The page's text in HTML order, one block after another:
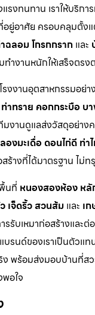
รงทนทาน เราให้บริกา
อยู่อาศัย ครอบคลุมตั้ง
ฉลอมโกรกกราก และ
งานหนักให้เสร็จตรง
งงานอุตสาหกรรมอย่าง
ท่าทราย คอกกระบือ บ
มงานดูแลส่งวัสดุอย่าง
องมะเดื่อ ดอนไก่ดี ท่า
างที่ได้มาตรฐาน ไม่ท
นที่ หนองสองห้อง หลั
เจ็ดริ้วสวนส้ม และ เ
รรับเหมาก่อสร้างและ
บรนด์ของเราเป็นตัวแ
พร้อมส่งมอบบ้านที่สว
อใจ